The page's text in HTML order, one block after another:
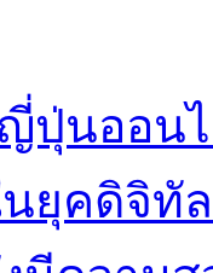
ปุ่นออน
ยุคดิจิทัล